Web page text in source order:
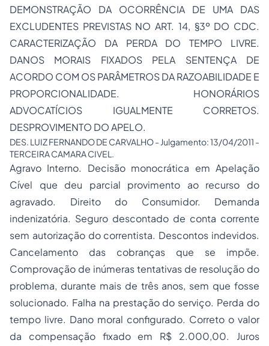
DEMONSTRAÇÃO DA OCORRÊNCIA DE UMA DAS
EXCLUDENTES PREVISTAS NO ART. 14, §3º DO CDC.
CARACTERIZAÇÃO DA PERDA DO TEMPO LIVRE.
DANOS MORAIS FIXADOS PELA SENTENÇA DE
ACORDO COM OS PARÂMETROS DA RAZOABILIDADE E
PROPORCIONALIDADE. HONORÁRIOS
ADVOCATÍCIOS IGUALMENTE CORRETOS.
DESPROVIMENTO DO APELO.
DES. LUIZ FERNANDO DE CARVALHO - Julgamento: 13/04/2011 -
TERCEIRA CAMARA CIVEL.
Agravo Interno. Decisão monocrática em Apelação
Cível que deu parcial provimento ao recurso do
agravado. Direito do Consumidor. Demanda
indenizatória. Seguro descontado de conta corrente
sem autorização do correntista. Descontos indevidos.
Cancelamento das cobranças que se impõe.
Comprovação de inúmeras tentativas de resolução do
problema, durante mais de três anos, sem que fosse
solucionado. Falha na prestação do serviço. Perda do
tempo livre. Dano moral configurado. Correto o valor
da compensação fixado em R$ 2.000,00. Juros